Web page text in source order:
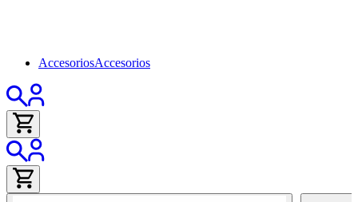
AccesoriosAccesorios